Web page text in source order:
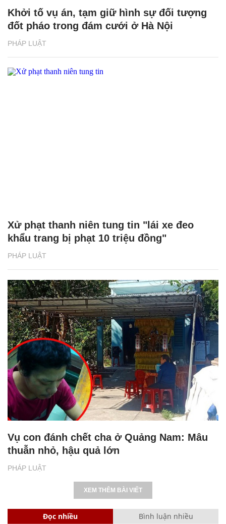
PHÁP LUẬT
Khởi tố vụ án, tạm giữ hình sự đối tượng
đốt pháo trong đám cưới ở Hà Nội
PHÁP LUẬT
Xử phạt thanh niên tung tin "lái xe đeo
khẩu trang bị phạt 10 triệu đồng"
PHÁP LUẬT
Vụ con đánh chết cha ở Quảng Nam: Mâu
thuẫn nhỏ, hậu quả lớn
XEM THÊM BÀI VIẾT
Đọc nhiều Bình luận nhiều